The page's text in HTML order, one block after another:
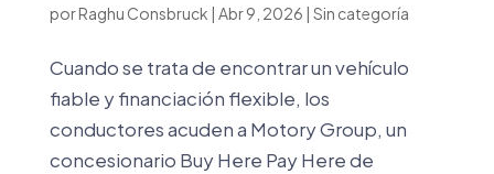
porRaghu Consbruck Abr 9, 2026 Sin categoría
Cuando se trata de encontrar un vehículo
fiable y financiación flexible, los
conductores acuden a Motory Group, un
concesionario Buy Here Pay Here de